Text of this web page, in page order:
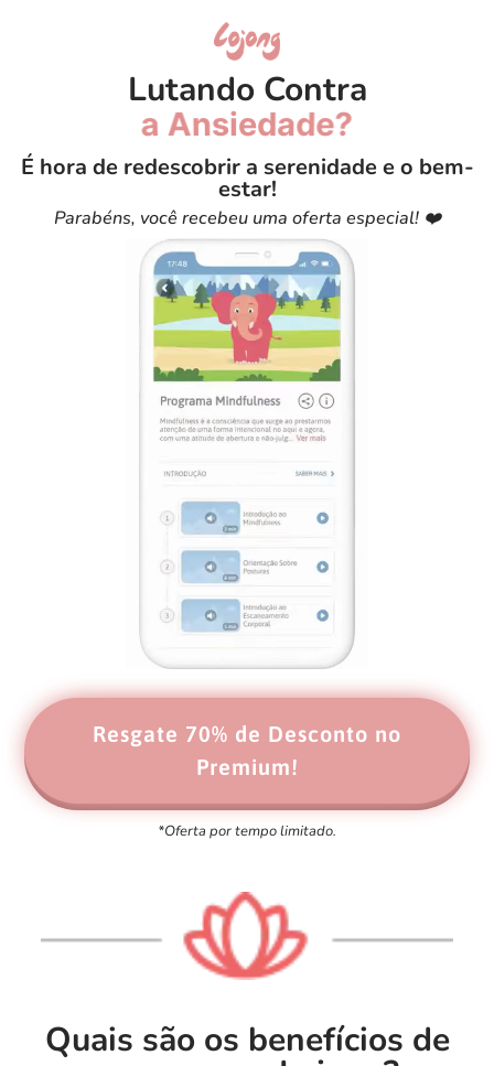
Lutando Contra
a Ansiedade?
É hora de redescobrir a serenidade e o bem-
estar!
Parabéns, você recebeu uma oferta especial! ❤️
Resgate 70% de Desconto no
Premium!
*Oferta por tempo limitado.
Quais são os benefícios de